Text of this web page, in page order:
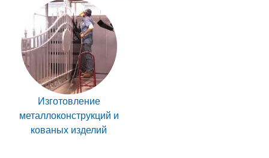
Изготовление
металлоконструкций и
кованых изделий